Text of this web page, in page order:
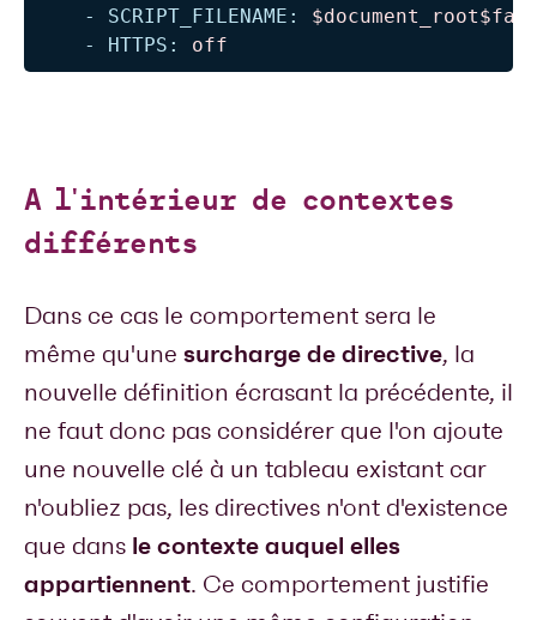
-
SCRIPT_FILENAME :
-
HTTPS : off
A l'intérieur de contextes
différents
Dans ce cas le comportement sera le
même qu'une surcharge de directive, la
nouvelle définition écrasant la précédente, il
ne faut donc pas considérer que l'on ajoute
une nouvelle clé à un tableau existant car
n'oubliez pas, les directives n'ont d'existence
que dans le contexte auquel elles
appartiennent. Ce comportement justifie